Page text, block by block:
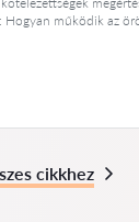
Hogyan működik az
cikkhez